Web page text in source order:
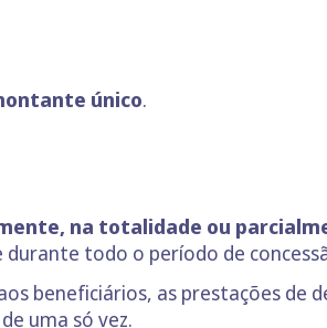
único.
na totalidade ou
todo o período de
beneficiários, as prestações de
uma só vez.